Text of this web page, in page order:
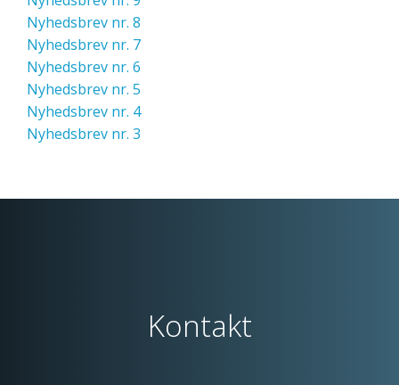
Nyhedsbrev nr. 8
Nyhedsbrev nr. 7
Nyhedsbrev nr. 6
Nyhedsbrev nr. 5
Nyhedsbrev nr. 4
Nyhedsbrev nr. 3
Kontakt